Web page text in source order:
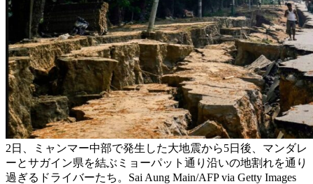
2日、ミャンマー中部で発生した大地震から5日後、マンダレ
ーとサガイン県を結ぶミョーパット通り沿いの地割れを通り
過ぎるドライバーたち。Sai Aung Main/AFP via Getty Images